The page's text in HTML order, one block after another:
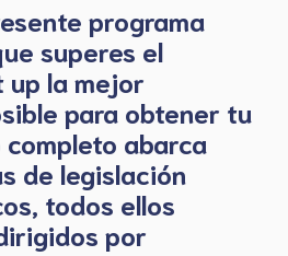
programa
superes el
up la mejor
para obtener tu
completo abarca
de legislación
todos ellos
por